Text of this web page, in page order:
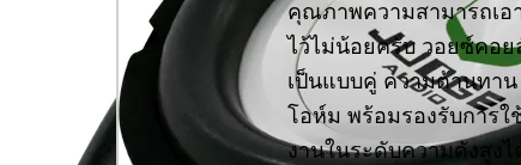
คุณภาพความสามารถเอ
ไว้ไม่น้อยครับ วอยซ์คอย
เป็นแบบคู่ ความต้านทาน
โอห์ม พร้อมรองรับการใ
งานในระดับความดังสูงได้